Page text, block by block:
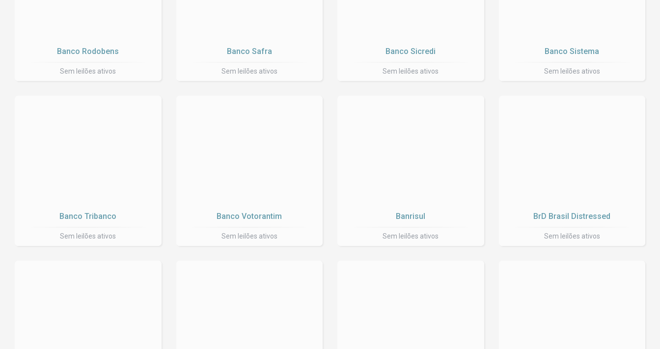
Banco Rodobens
Sem leilões ativos
Banco Safra
Sem leilões ativos
Banco Sicredi
Sem leilões ativos
Banco Sistema
Sem leilões ativos
Banco Tribanco
Sem leilões ativos
Banco Votorantim
Sem leilões ativos
Banrisul
Sem leilões ativos
BrD Brasil Distressed
Sem leilões ativos